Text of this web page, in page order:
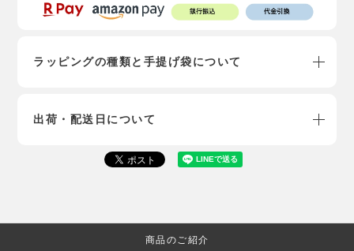
ラッピングの種類と手提げ袋について
出荷・配送日について
商品のご紹介